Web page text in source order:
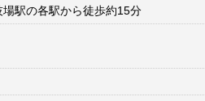
駅の各駅から徒歩約15分